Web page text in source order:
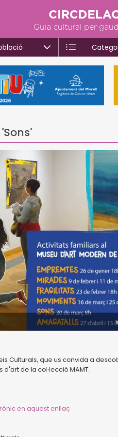
Guia cultural per
Culturals, que us convida a
de la col·lecció MAMT.
en aquest enllaç